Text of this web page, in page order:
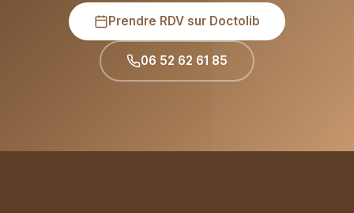
Prendre RDV sur Doctolib
06 52 62 61 85